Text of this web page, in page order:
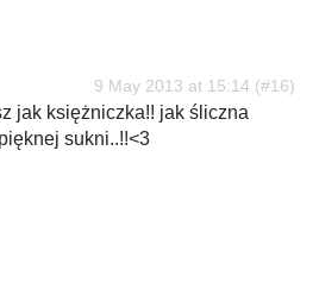
9 May 2013 at 15:14
jak księżniczka!! jak śliczna
sukni..!!<3